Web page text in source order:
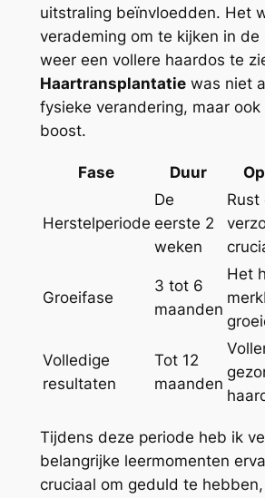
uitstraling beïnvloedden. Het
verademing om te kijken in de
weer een vollere haardos te
Haartransplantatiewas niet
fysieke verandering, maar ook
boost.
Fase Duur
Herstelperiode
De
eerste 2
weken
Rust
Groeifase
3 tot 6
maanden
Het
Volledige
resultaten
Tot 12
maanden
Tijdens deze periode heb ik
belangrijke leermomenten
cruciaal om geduld te